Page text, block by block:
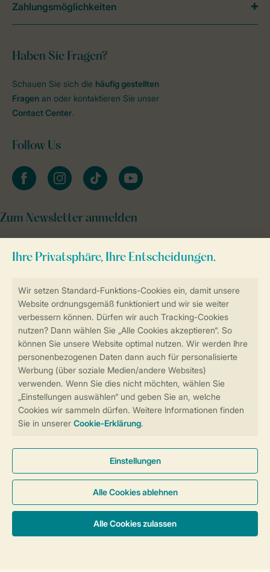
Sicherstellung Deiner Privatsphäre
Sicher und schnell zur Online-Buchung
Sichere Datenübertragung
Sicheres Bezahlen
Haben Sie Fragen?
Schauen Sie sich die häufig gestellten
Fragen an oder kontaktieren Sie unser
Contact Center.
Follow Us
facebookinstagramtiktok youtube
Zum Newsletter anmelden
Zahlungsmöglichkeiten
Cookies und Banner
Barrierefreiheit
© 2026 Landal GreenParks GmbH